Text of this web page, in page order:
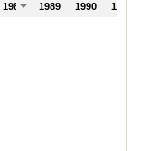
1988 1989 1990 1991